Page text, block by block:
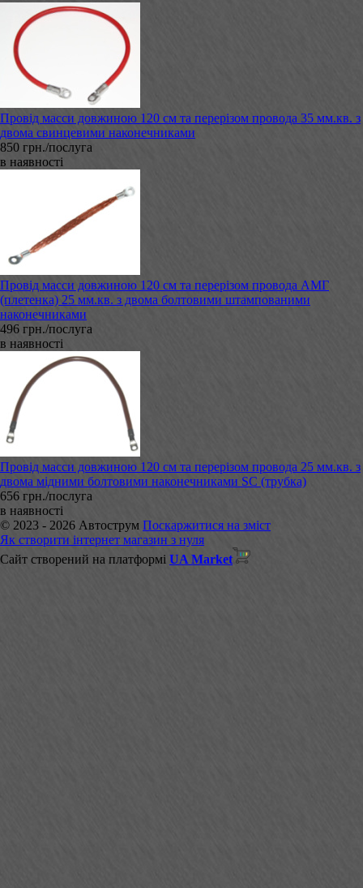
Провід масси довжиною 120 см та перерізом провода 35 мм.кв. з
двома свинцевими наконечниками
850 грн./послуга
в наявності
Провід масси довжиною 120 см та перерізом провода АМГ
(плетенка) 25 мм.кв. з двома болтовими штампованими
наконечниками
496 грн./послуга
в наявності
Провід масси довжиною 120 см та перерізом провода 25 мм.кв. з
двома мідними болтовими наконечниками SC (трубка)
656 грн./послуга
в наявності
© 2023 - 2026 Автострум Поскаржитися на зміст
Як створити інтернет магазин з нуля
Сайт створений на платформі UA Market